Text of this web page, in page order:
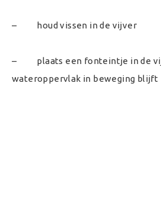
– houd vissen in de vijver
– plaats een fonteintje in de
wateroppervlak in beweging blijft